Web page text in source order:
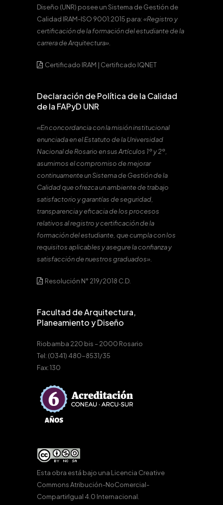
Diseño (UNR) posee un Sistema de Gestión de
Calidad IRAM-ISO 9001:2015 para:«Registro y
certificación de la formación del estudiante de la
carrera de Arquitectura».
Certificado IRAM | Certificado IQNET
Declaración de Política de la Calidad
de la FAPyD UNR
«En concordancia con la misión institucional
enunciada en el Estatuto de la Universidad
Nacional de Rosario en sus Artículos 1º y 2º,
asumimos el compromiso de mejorar
continuamente un Sistema de Gestión de la
Calidad que ofrezca un ambiente de trabajo
satisfactorio y garantías de seguridad,
transparencia y eficacia de los procesos
relativos al registro y certificación de la
formación del estudiante, que cumpla con los
requisitos aplicables y asegure la confianza y
satisfacción de nuestros graduados».
Resolución N° 219/2018 C.D.
Facultad de Arquitectura,
Planeamiento y Diseño
Riobamba 220 bis – 2000 Rosario
Tel: (0341) 480-8531/35
Fax: 130
Esta obra está bajo una Licencia Creative
Commons Atribución-NoComercial-
CompartirIgual 4.0 Internacional.